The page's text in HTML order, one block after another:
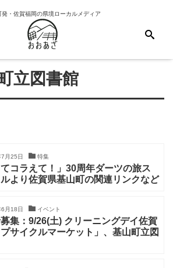
発・佐賀福岡の県境ローカルメディア
立図書館
月25日 特集
てコラえて！」30周年ダーツの旅ス
より佐賀県基山町の関連リンクなど
月18日 イベント
集：9/26(土) クリーニングデイ佐賀
プサイクルマーケット」、基山町立図